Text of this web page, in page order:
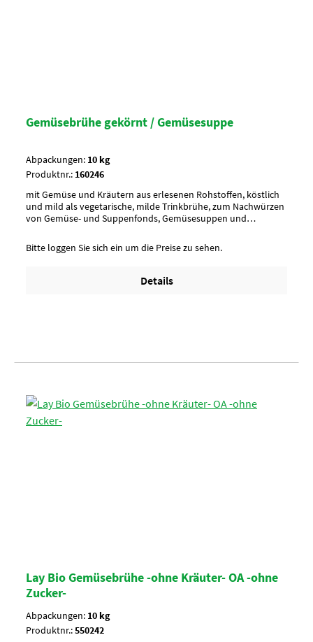
Gemüsebrühe gekörnt / Gemüsesuppe
Abpackungen: 10 kg
Produktnr.: 160246
mit Gemüse und Kräutern aus erlesenen Rohstoffen, köstlich
und mild als vegetarische, milde Trinkbrühe, zum Nachwürzen
von Gemüse- und Suppenfonds, Gemüsesuppen und
CharaktergelbAnwendung/ g je kg20 g Gemüsesuppe mit 1
Liter kochendem Wasser übergießenUmverpackung11 Eimer
Bitte loggen Sie sich ein um die Preise zu sehen.
Details
Lay Bio Gemüsebrühe -ohne Kräuter- OA -ohne
Zucker-
Abpackungen: 10 kg
Produktnr.:550242